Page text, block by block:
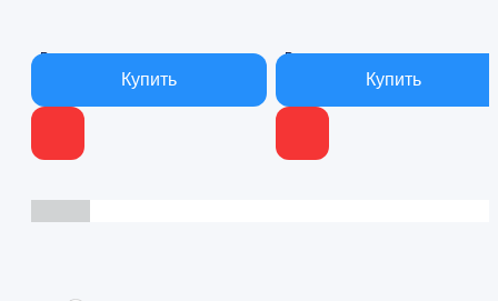
В наличии В наличии